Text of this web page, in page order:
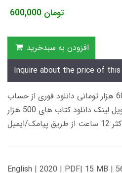
600,000 تومان
افزودن به سبدخرید
Inquire about the price of
زمان تحویل کتاب های 600 هزار تومانی دانلود فوری از حساب
کاربری می باشد، و زمان تحویل لینک دانلود کتاب های 500 هزار
ایمیل
English | 2020 | PDF| 15 MB |